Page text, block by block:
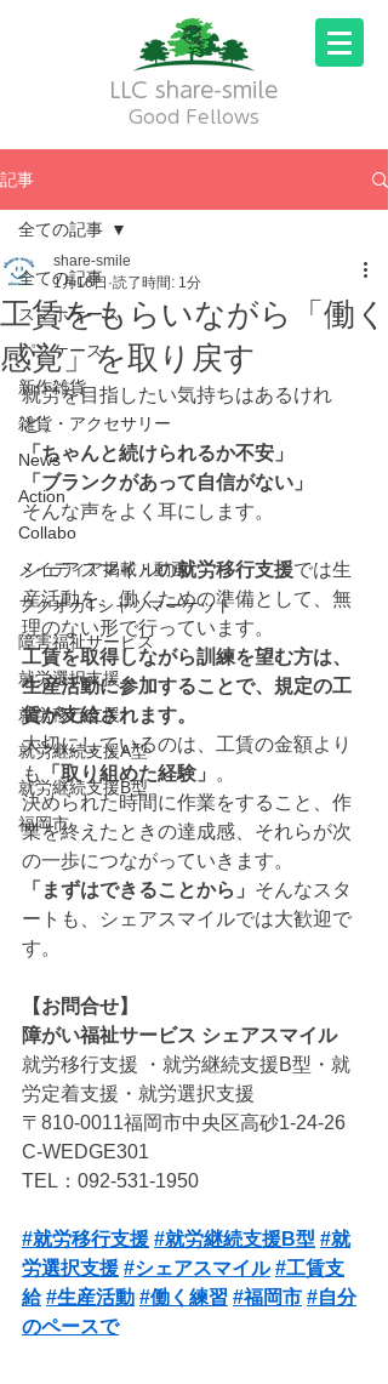
LLC share-smile
Good Fellows
記事
全ての記事
スマホケース
パスケース
新作雑貨
雑貨・アクセサリー
News
Action
Collabo
メイディア掲載・動画
フクオカTシャツマーケット
障害福祉サービス
就労選択支援
就労移行支援
就労継続支援A型
就労継続支援B型
福岡市
全ての記事
工賃をもらいながら「働く
感覚」を取り戻す
share-smile
1月16日 読了時間: 1分
就労を目指したい気持ちはあるけれ
ど、
「ちゃんと続けられるか不安」
「ブランクがあって自信がない」
そんな声をよく耳にします。
シェアスマイルの就労移行支援では生
産活動を、働くための準備として、無
理のない形で行っています。
工賃を取得しながら訓練を望む方は、
生産活動に参加することで、規定の工
賃が支給されます。
大切にしているのは、工賃の金額より
も
「取り組めた経験」
。
決められた時間に作業をすること、作
業を終えたときの達成感、それらが次
の一歩につながっていきます。
「まずはできることから」 そんなスタ
ートも、シェアスマイルでは大歓迎で
す。
【お問合せ】
障がい福祉サービス シェアスマイル
就労移行支援 ・就労継続支援B型・就
労定着支援・就労選択支援
〒810-0011福岡市中央区高砂1-24-26
C-WEDGE301
TEL：092-531-1950
#就労移行支援 #就労継続支援B型 #就
労選択支援 #シェアスマイル #工賃支
給 #生産活動 #働く練習 #福岡市 #自分
のペースで